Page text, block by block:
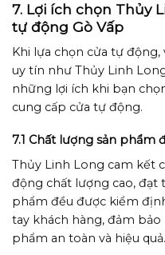
7. Lợi ích chọn Thủy
tự động Gò Vấp
Khi lựa chọn cửa tự
uy tín như Thủy Linh
những lợi ích khi bạn
cung cấp cửa tự động.
7.1 Chất lượng sản phẩm
Thủy Linh Long cam kết
động chất lượng cao, đạt
phẩm đều được kiểm
tay khách hàng, đảm
phẩm an toàn và hiệu quả.